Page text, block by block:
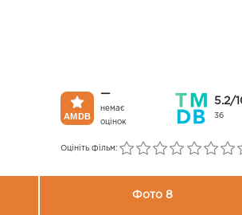
—
немає
оцінок
5.2/
36
Оцініть фільм:
Фото 8